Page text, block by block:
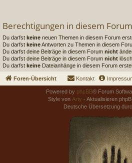
Berechtigungen in diesem Forum
Du darfst keine neuen Themen in diesem Forum
Du darfst keineAntworten zu Themen in diesem
Du darfst deine Beiträge in diesem Forum nicht
Du darfst deine Beiträge in diesem Forum nicht
Du darfst keine Dateianhänge in diesem Forum
Foren-Übersicht Kontakt
Powered by phpBB® Forum
Style von Arty - Aktualisieren
Deutsche Übersetzung